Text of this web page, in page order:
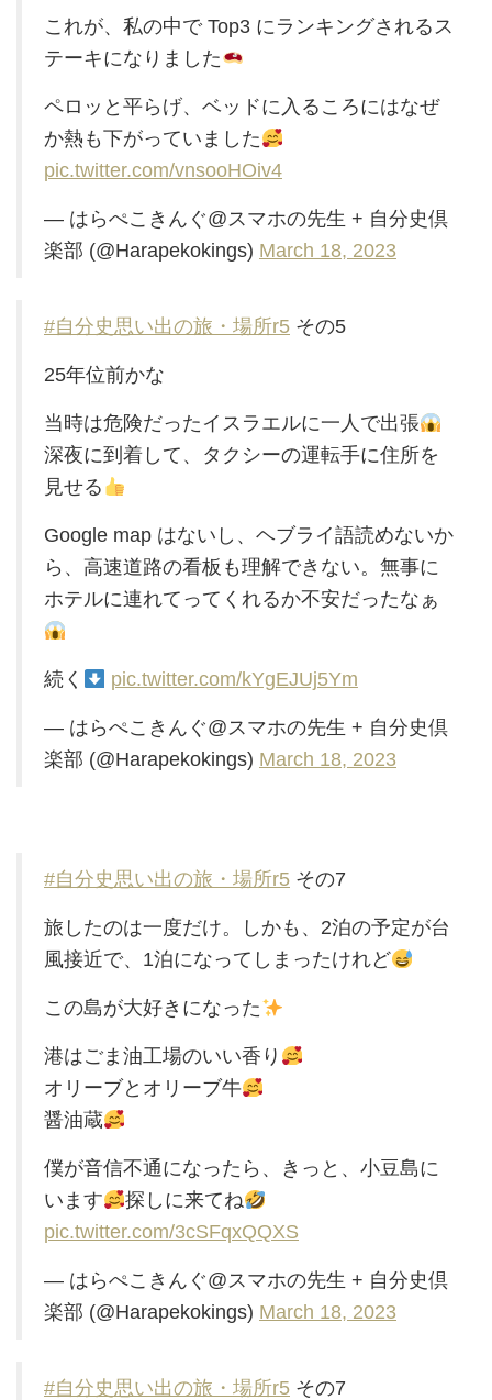
これが、私の中で Top3 にランキングされるス
テーキになりました
ペロッと平らげ、ベッドに入るころにはなぜ
か熱も下がっていました
pic.twitter.com/vnsooHOiv4
— はらぺこきんぐ@スマホの先生 + 自分史倶
楽部 (@Harapekokings) March 18, 2023
#自分史思い出の旅・場所r5 その5
25年位前かな
当時は危険だったイスラエルに一人で出張
深夜に到着して、タクシーの運転手に住所を
見せる
Google map はないし、ヘブライ語読めないか
ら、高速道路の看板も理解できない。無事に
ホテルに連れてってくれるか不安だったなぁ
続く pic.twitter.com/kYgEJUj5Ym
— はらぺこきんぐ@スマホの先生 + 自分史倶
楽部 (@Harapekokings) March 18, 2023
#自分史思い出の旅・場所r5 その7
旅したのは一度だけ。しかも、2泊の予定が台
風接近で、1泊になってしまったけれど
この島が大好きになった
港はごま油工場のいい香り
オリーブとオリーブ牛
醤油蔵
僕が音信不通になったら、きっと、小豆島に
います
探しに来てね
pic.twitter.com/3cSFqxQQXS
— はらぺこきんぐ@スマホの先生 + 自分史倶
楽部 (@Harapekokings) March 18, 2023
#自分史思い出の旅・場所r5 その7